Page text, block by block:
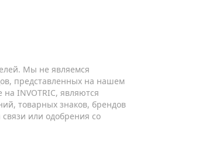
Мы не являемся
представленных на нашем
INVOTRIC, являются
товарных знаков, брендов
или одобрения со